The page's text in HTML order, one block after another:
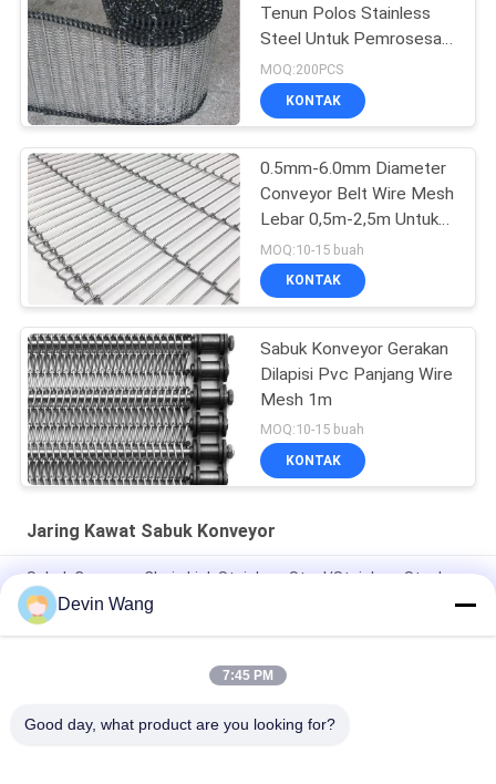
Tenun Polos Stainless
Steel Untuk Pemrosesan
Pembekuan Makanan
MOQ:200PCS
KONTAK
0.5mm-6.0mm Diameter
Conveyor Belt Wire Mesh
Lebar 0,5m-2,5m Untuk
Industri
MOQ:10-15 buah
KONTAK
Sabuk Konveyor Gerakan
Dilapisi Pvc Panjang Wire
Mesh 1m
MOQ:10-15 buah
KONTAK
Jaring Kawat Sabuk Konveyor
Sabuk Conveyor Chain Link Stainless Steel/Stainless Steel
Mesh Belt Conveyor
Polyester Spiral Dryer Conveyor Belt Mesh
Harga Pabrik Lubang Persegi Kawat Baja Tahan Karat untuk
Devin Wang
7:45 PM
Good day, what product are you looking for?